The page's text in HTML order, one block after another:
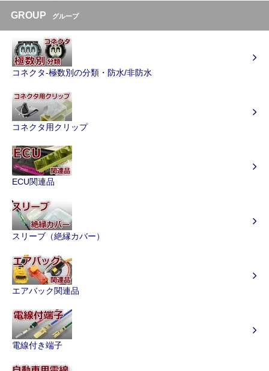
GROUP グループ
コネクタ-極数別の分類・防水/非防水
コネクタ用クリップ
ECU関連品
スリーブ（絶縁カバー）
エアバック関連品
電線付き端子